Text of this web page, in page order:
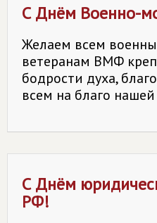
С Днём Военно-
Желаем всем
ветеранам ВМФ
бодрости духа,
всем на благо
С Днём
РФ!